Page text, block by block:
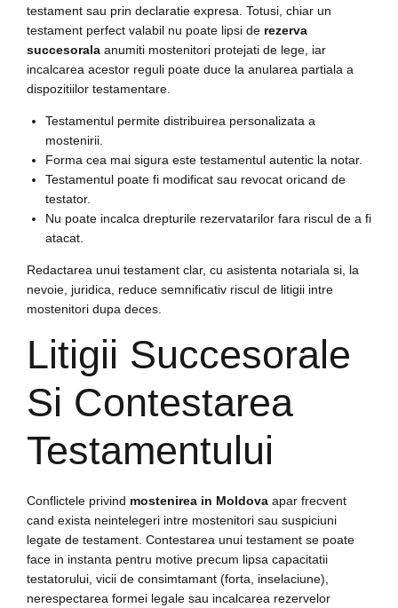
testament sau prin declaratie expresa. Totusi, chiar un
testament perfect valabil nu poate lipsi de rezerva
succesorala anumiti mostenitori protejati de lege, iar
incalcarea acestor reguli poate duce la anularea partiala a
dispozitiilor testamentare.
Testamentul permite distribuirea personalizata a
mostenirii.
Forma cea mai sigura este testamentul autentic la notar.
Testamentul poate fi modificat sau revocat oricand de
testator.
Nu poate incalca drepturile rezervatarilor fara riscul de a fi
atacat.
Redactarea unui testament clar, cu asistenta notariala si, la
nevoie, juridica, reduce semnificativ riscul de litigii intre
mostenitori dupa deces.
Litigii Succesorale
Si Contestarea
Testamentului
Conflictele privind mostenirea in Moldova apar frecvent
cand exista neintelegeri intre mostenitori sau suspiciuni
legate de testament. Contestarea unui testament se poate
face in instanta pentru motive precum lipsa capacitatii
testatorului, vicii de consimtamant (forta, inselaciune),
nerespectarea formei legale sau incalcarea rezervelor